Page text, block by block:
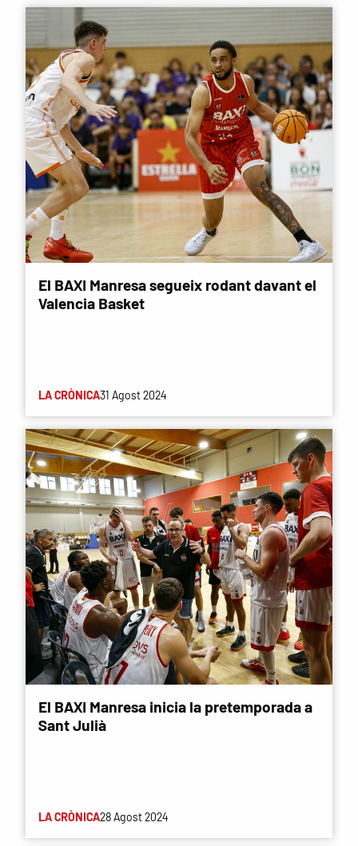
El BAXI Manresa segueix rodant davant el
Valencia Basket
LA CRÒNICA31 Agost 2024
El BAXI Manresa inicia la pretemporada a
Sant Julià
LA CRÒNICA28 Agost 2024